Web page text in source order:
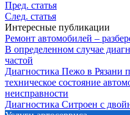
Пред. статья
След. статья
Интересные публикации
Ремонт автомобилей –
В определенном случае
частой
Диагностика Пежо в Рязани
техническое состояние
неисправности
Диагностика Ситроен с